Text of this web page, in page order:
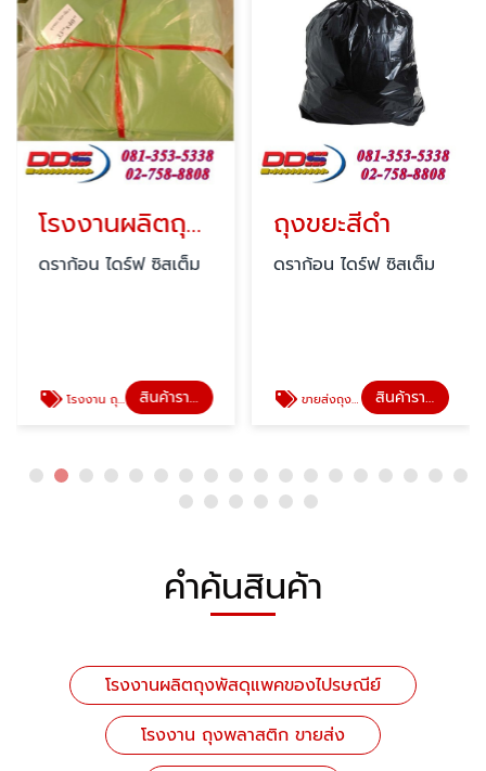
โรงงานผลิตถุงตามออเดอร์
ดราก้อน ไดร์ฟ ซิสเต็ม
โรงงาน ถุงพลาสติก ขายส่ง สินค้าราคาโรงงานผลิตเอง
ถุงขยะสีดำ
ดราก้อน ไดร์ฟ ซิสเต็ม
ขายส่งถุงขยะสีดำ สินค้าราคาโรงงานผลิตเอง
คำค้นสินค้า
โรงงานผลิตถุงพัสดุแพคของไปรษณีย์
โรงงาน ถุงพลาสติก ขายส่ง